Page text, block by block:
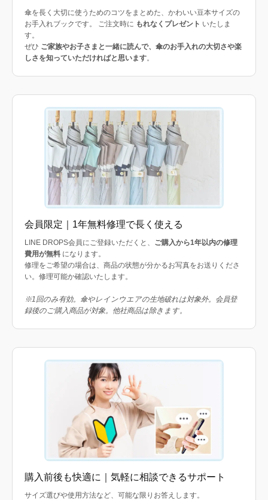
傘を長く大切に使うためのコツをまとめた、かわいい豆本サイズの
お手入れブックです。 ご注文時に もれなくプレゼント いたしま
す。
ぜひ ご家族やお子さまと一緒に読んで、傘のお手入れの大切さや楽
しさを知っていただければと思います。
会員限定｜1年無料修理で長く使える
LINE DROPS会員にご登録いただくと、 ご購入から1年以内の修理
費用が無料 になります。
修理をご希望の場合は、商品の状態が分かるお写真をお送りくださ
い。修理可能か確認いたします。
※1回のみ有効。傘やレインウエアの生地破れは対象外。会員登
録後のご購入商品が対象。他社商品は除きます。
購入前後も快適に｜気軽に相談できるサポート
サイズ選びや使用方法など、可能な限りお答えします。